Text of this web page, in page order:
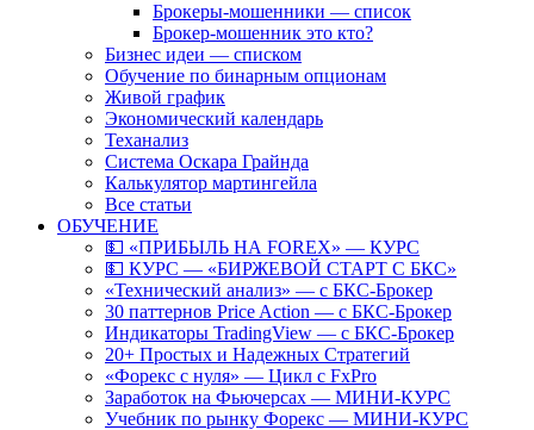
Брокеры-мошенники — список
Брокер-мошенник это кто?
Бизнес идеи — списком
Обучение по бинарным опционам
Живой график
Экономический календарь
Теханализ
Система Оскара Грайнда
Калькулятор мартингейла
Все статьи
ОБУЧЕНИЕ
💵 «ПРИБЫЛЬ НА FOREX» — КУРС
💵 КУРС — «БИРЖЕВОЙ СТАРТ С БКС»
«Технический анализ» — с БКС-Брокер
30 паттернов Price Action — с БКС-Брокер
Индикаторы TradingView — с БКС-Брокер
20+ Простых и Надежных Стратегий
«Форекс с нуля» — Цикл с FxPro
Заработок на Фьючерсах — МИНИ-КУРС
Учебник по рынку Форекс — МИНИ-КУРС